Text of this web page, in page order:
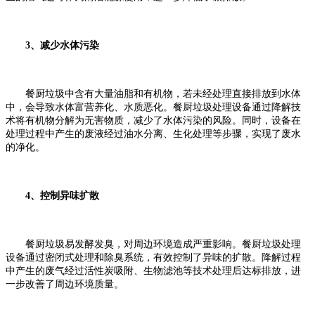
3、减少水体污染
餐厨垃圾中含有大量油脂和有机物，若未经处理直接排放到水体
中，会导致水体富营养化、水质恶化。餐厨垃圾处理设备通过降解技
术将有机物分解为无害物质，减少了水体污染的风险。同时，设备在
处理过程中产生的废液经过油水分离、生化处理等步骤，实现了废水
的净化。
4、控制异味扩散
餐厨垃圾易发酵发臭，对周边环境造成严重影响。餐厨垃圾处理
设备通过密闭式处理和除臭系统，有效控制了异味的扩散。降解过程
中产生的废气经过活性炭吸附、生物滤池等技术处理后达标排放，进
一步改善了周边环境质量。